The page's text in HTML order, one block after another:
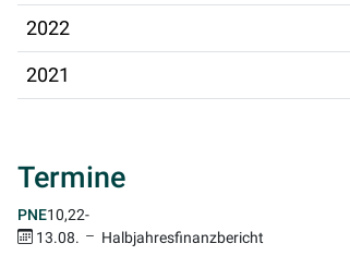
2022
2021
Termine
PNE10,22-
13.08.
Halbjahresfinanzbericht